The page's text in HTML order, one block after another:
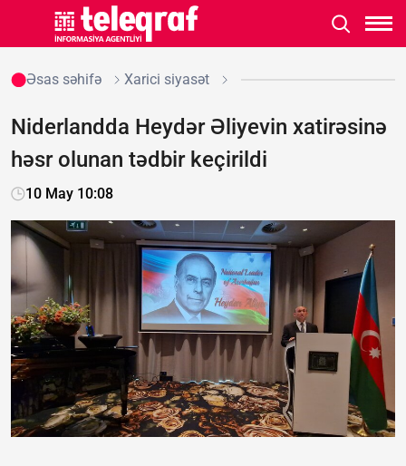
Əsas səhifə Xarici siyasət
Niderlandda Heydər Əliyevin xatirəsinə
həsr olunan tədbir keçirildi
10 May 10:08